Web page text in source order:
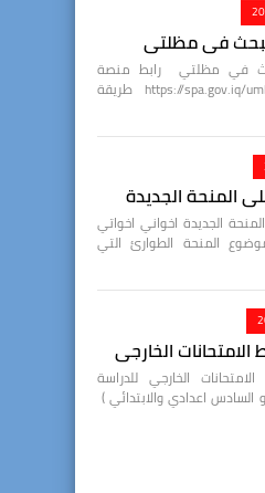
في مظلتي
في مظلتي رابط منصة
مظلتي أدناه https://spa.gov.iq/umbrella/index.aspx طريقة
المنحة الجديدة
الجديدة اخواني اخواتي
المنحة الطوارئ التي
الخارجي
الخارجي للدراسة
و السادس اعدادي والابتدائي )